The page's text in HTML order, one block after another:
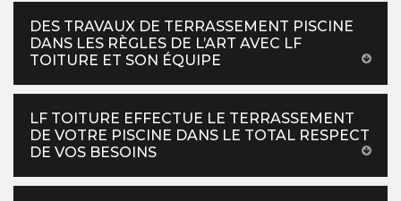
DES TRAVAUX DE TERRASSEMENT PISCINE
DANS LES RÈGLES DE L’ART AVEC LF
TOITURE ET SON ÉQUIPE
LF TOITURE EFFECTUE LE TERRASSEMENT
DE VOTRE PISCINE DANS LE TOTAL RESPECT
DE VOS BESOINS